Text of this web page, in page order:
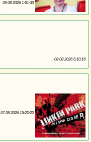
09 08 2026 1:51:30
08 08 2026 6:10:16
07 08 2026 15:22:20